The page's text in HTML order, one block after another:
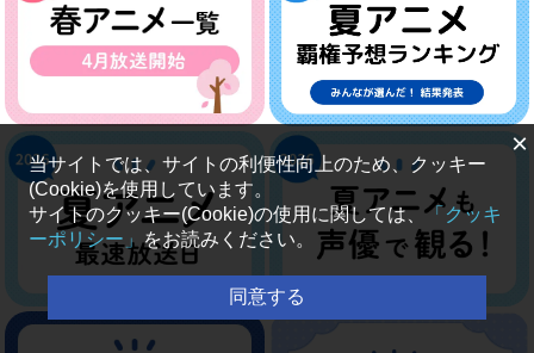
×
当サイトでは、サイトの利便性向上のため、クッキー
(Cookie)を使用しています。
サイトのクッキー(Cookie)の使用に関しては、「クッキ
ーポリシー」をお読みください。
同意する